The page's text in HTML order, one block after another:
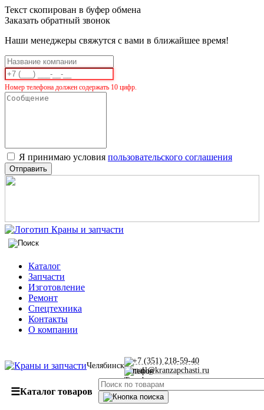
Текст скопирован в буфер обмена
Заказать обратный звонок
Наши менеджеры свяжутся с вами в ближайшее время!
Номер телефона должен содержать 10 цифр.
Я принимаю условия пользовательского соглашения
Отправить
Каталог
Запчасти
Изготовление
Ремонт
Спецтехника
Контакты
О компании
Челябинск
+7 (351) 218-59-40
mail@kranzapchasti.ru
☰Каталог товаров